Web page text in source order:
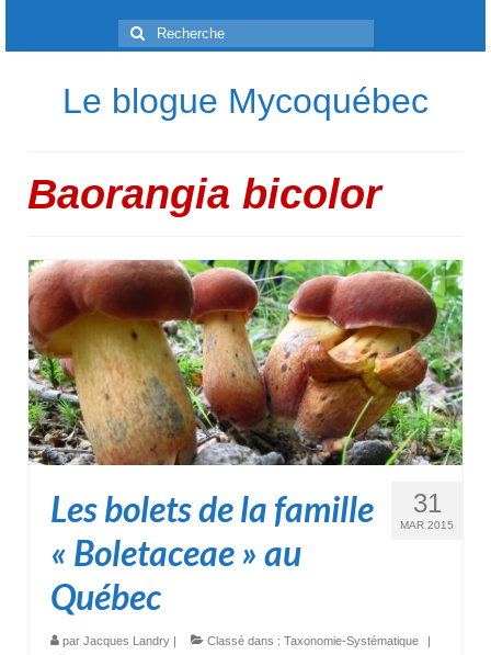
Rechercher
:
Le blogue Mycoquébec
Baorangia bicolor
31
MAR 2015
Les bolets de la famille
« Boletaceae » au
Québec
par Jacques Landry Classé dans : Taxonomie-Systématique